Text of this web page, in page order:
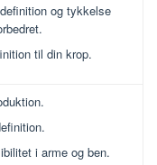
og tykkelse
til din krop.
i arme og ben.